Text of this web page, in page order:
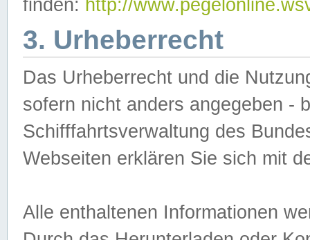
finden: http://
3. Urheberrecht
Das Urheberrecht und die
sofern nicht anders angegeben -
Schifffahrtsverwaltung des
Webseiten erklären Sie sich mit
Alle enthaltenen Informationen